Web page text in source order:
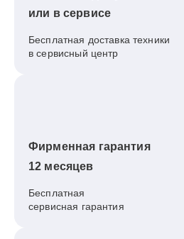
или в сервисе
Бесплатная доставка техники
в сервисный центр
Фирменная гарантия
12 месяцев
Бесплатная
сервисная гарантия